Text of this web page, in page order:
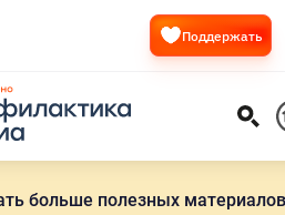
больше полезных
Поддержать